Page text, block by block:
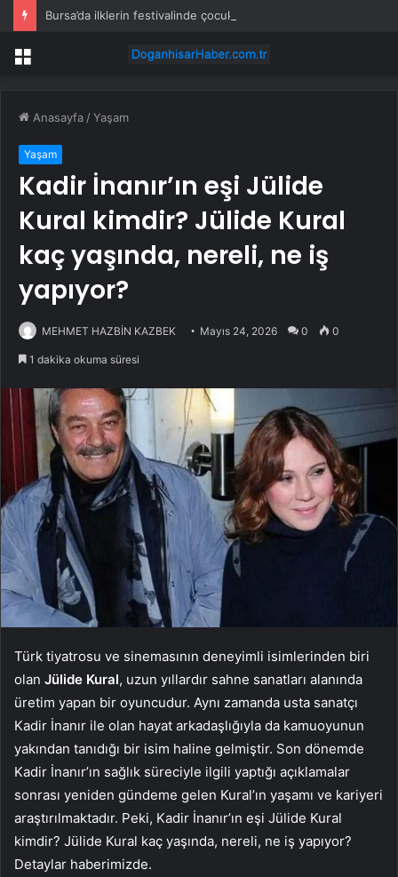
Bursa’da ilklerin festivalinde çocuklar da şen şakrak
Menü
Anasayfa /Yaşam
Yaşam
Kadir İnanır’ın eşi Jülide
Kural kimdir? Jülide Kural
kaç yaşında, nereli, ne iş
yapıyor?
MEHMET HAZBİN KAZBEK Mayıs 24, 2026 0 0
1 dakika okuma süresi
Türk tiyatrosu ve sinemasının deneyimli isimlerinden biri
olan Jülide Kural, uzun yıllardır sahne sanatları alanında
üretim yapan bir oyuncudur. Aynı zamanda usta sanatçı
Kadir İnanır ile olan hayat arkadaşlığıyla da kamuoyunun
yakından tanıdığı bir isim haline gelmiştir. Son dönemde
Kadir İnanır’ın sağlık süreciyle ilgili yaptığı açıklamalar
sonrası yeniden gündeme gelen Kural’ın yaşamı ve kariyeri
araştırılmaktadır. Peki, Kadir İnanır’ın eşi Jülide Kural
kimdir? Jülide Kural kaç yaşında, nereli, ne iş yapıyor?
Detaylar haberimizde.